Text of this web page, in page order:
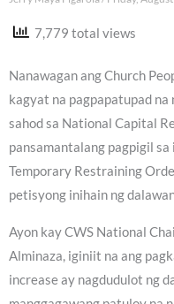
7,779 total views
Nanawagan ang Church
kagyat na pagpapatupad na
sahod sa National Capital
pansamantalang pagpigil
Temporary Restraining
petisyong inihain ng
Ayon kay CWS National
Alminaza, iginiit na ang
increase ay nagdudulot ng